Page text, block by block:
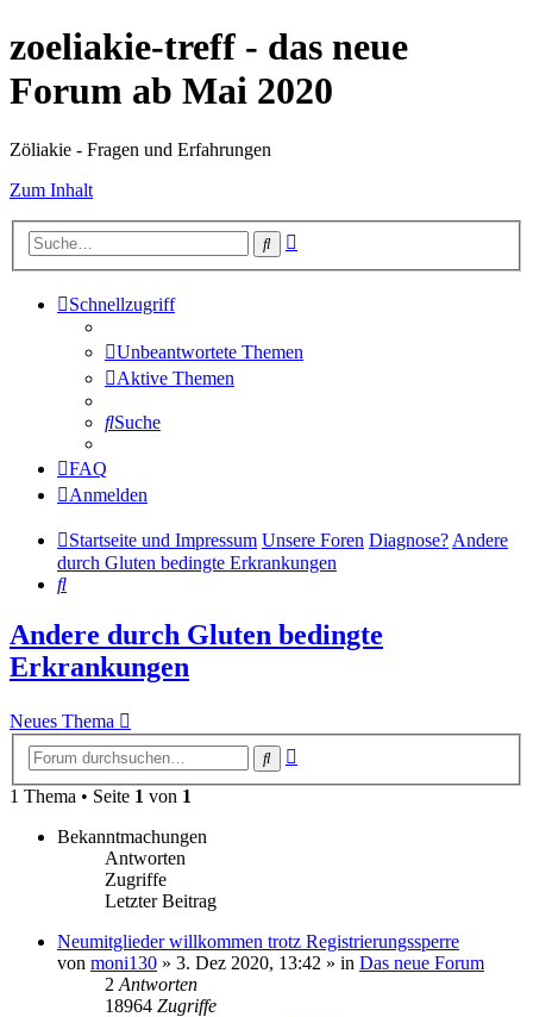
zoeliakie-treff - das neue
Forum ab Mai 2020
Zöliakie - Fragen und Erfahrungen
Zum Inhalt
Suche
Schnellzugriff
Unbeantwortete Themen
Aktive Themen
Suche
FAQ
Anmelden
Startseite und Impressum Unsere Foren Diagnose?Andere
durch Gluten bedingte Erkrankungen
Suche
Andere durch Gluten bedingte
Erkrankungen
Neues Thema
Suche
1 Thema • Seite 1 von 1
Bekanntmachungen
Antworten
Zugriffe
Letzter Beitrag
Neumitglieder willkommen trotz Registrierungssperre
von moni130 » 3. Dez 2020, 13:42 » in Das neue Forum
2 Antworten
18964 Zugriffe